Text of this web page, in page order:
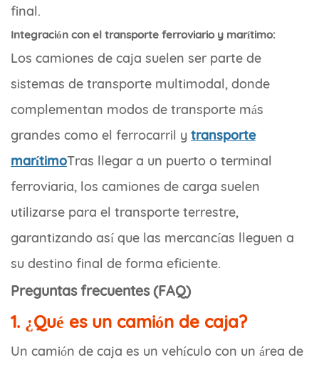
final.
Integración con el transporte ferroviario y marítimo:
Los camiones de caja suelen ser parte de
sistemas de transporte multimodal, donde
complementan modos de transporte más
grandes como el ferrocarril y transporte
marítimoTras llegar a un puerto o terminal
ferroviaria, los camiones de carga suelen
utilizarse para el transporte terrestre,
garantizando así que las mercancías lleguen a
su destino final de forma eficiente.
Preguntas frecuentes (FAQ)
1. ¿Qué es un camión de caja?
Un camión de caja es un vehículo con un área de